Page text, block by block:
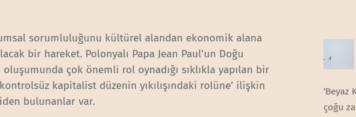
sorumluluğunu kültürel alandan ekonomik alana
bir hareket. Polonyalı Papa Jean Paul’un Doğu
çok önemli rol oynadığı sıklıkla yapılan bir
kapitalist düzenin yıkılışındaki rolüne’ ilişkin
bulunanlar var.
‘Beyaz
çoğu